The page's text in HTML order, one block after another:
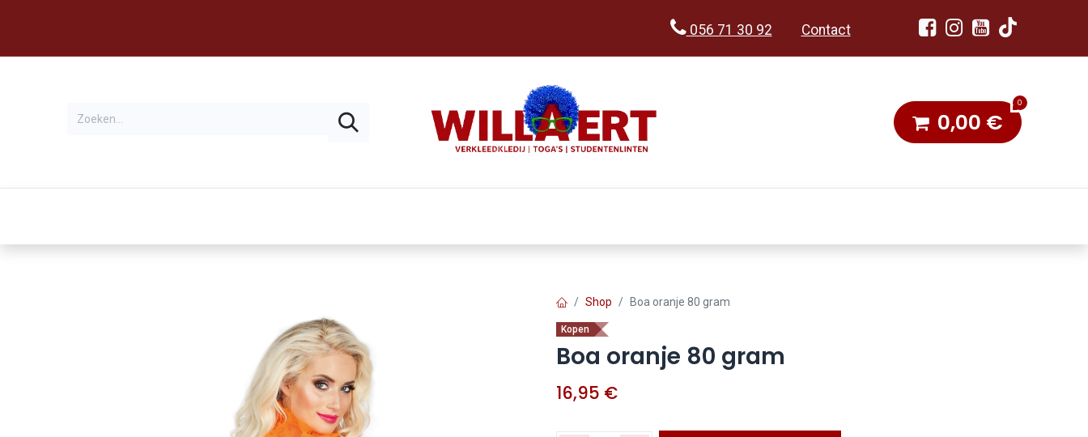
056 71 30 92 Contact
0
0,00 €
Shop Boa oranje 80 gram
Kopen
Boa oranje 80 gram
16,95 €